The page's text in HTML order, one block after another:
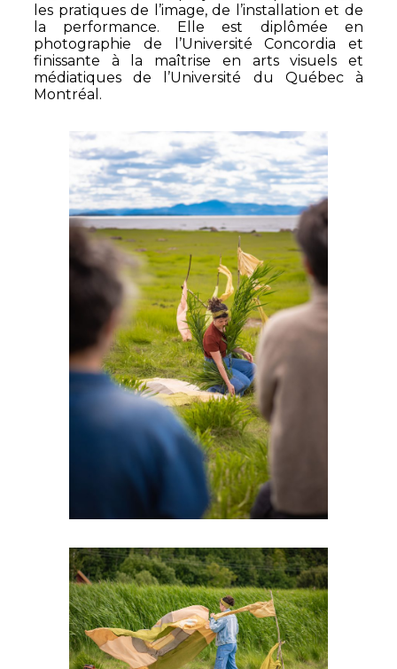
les pratiques de l’image, de l’installation et de
la performance. Elle est diplômée en
photographie de l’Université Concordia et
finissante à la maîtrise en arts visuels et
médiatiques de l’Université du Québec à
Montréal.